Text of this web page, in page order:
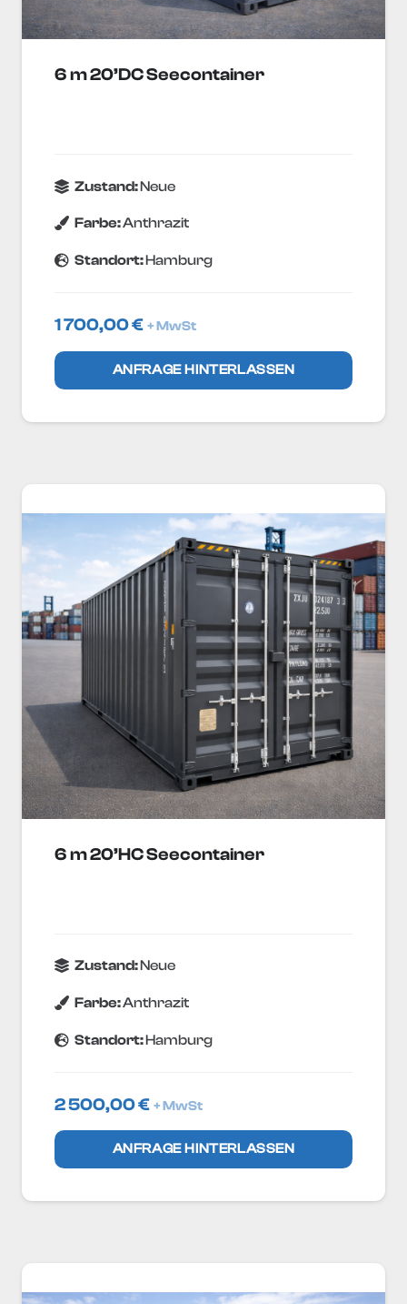
6 m 20’DC Seecontainer
Zustand:Neue
Farbe:Anthrazit
Standort:Hamburg
1 700,00€ + MwSt
ANFRAGE HINTERLASSEN
6 m 20’HC Seecontainer
Zustand:Neue
Farbe:Anthrazit
Standort:Hamburg
2 500,00€ + MwSt
ANFRAGE HINTERLASSEN